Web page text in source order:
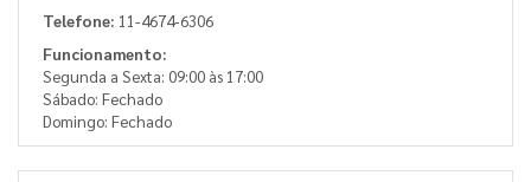
Telefone: 11-4674-6306
Funcionamento:
Segunda a Sexta: 09:00 às 17:00
Sábado: Fechado
Domingo: Fechado